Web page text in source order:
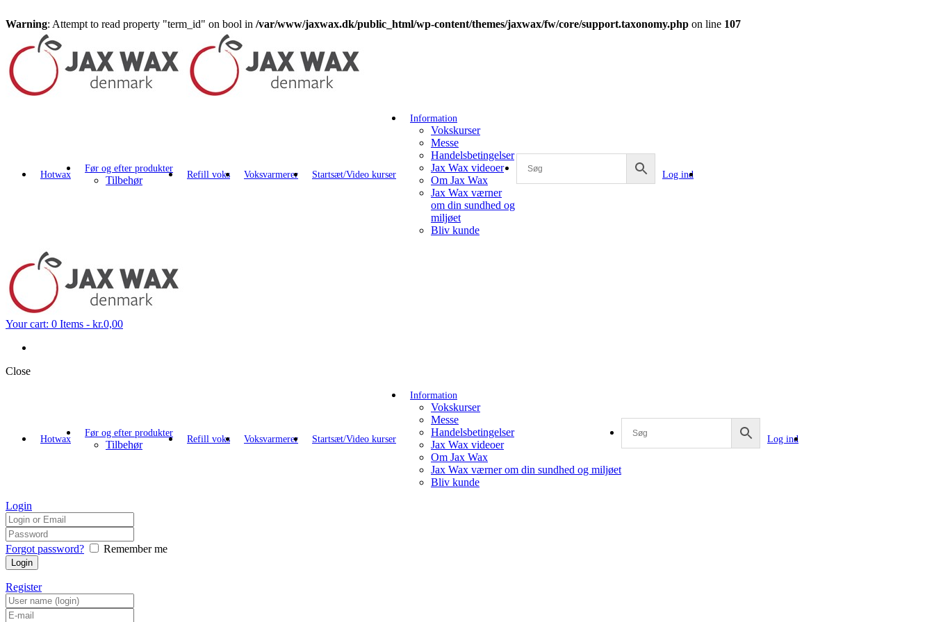
Warning: Attempt to read property "term_id" on bool in /var/www/jaxwax.dk/public_html/wp-content/themes/jaxwax/fw/core/support.taxonomy.php on line 107
Hotwax
Før og efter produkter
Tilbehør Refill voks Voksvarmerer Startsæt/Video kurser
Information
Vokskurser
Messe
Handelsbetingelser
Jax Wax videoer
Om Jax Wax
Jax Wax værner
om din sundhed og
miljøet
Bliv kunde
Log ind
Your cart: 0 Items - kr.0,00
Close
Hotwax
Før og efter produkter
Tilbehør Refill voks Voksvarmerer Startsæt/Video kurser
Information
Vokskurser
Messe
Handelsbetingelser
Jax Wax videoer
Om Jax Wax
Jax Wax værner om din sundhed og miljøet
Bliv kunde
Log ind
Login
Forgot password? Remember me
Register